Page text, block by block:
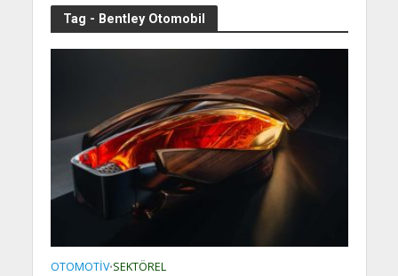
Tag - Bentley Otomobil
OTOMOTIV•SEKTÖREL